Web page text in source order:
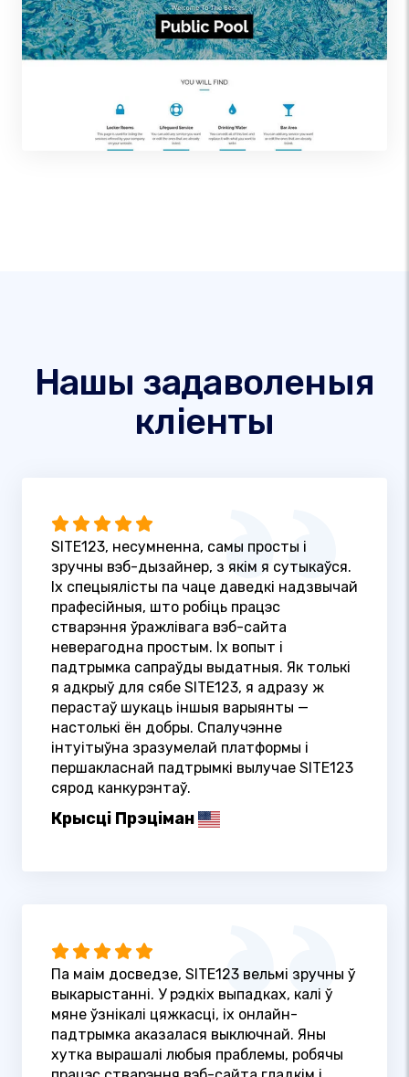
Нашы задаволеныя
кліенты
SITE123, несумненна, самы просты і
зручны вэб-дызайнер, з якім я сутыкаўся.
Іх спецыялісты па чаце даведкі надзвычай
прафесійныя, што робіць працэс
стварэння ўражлівага вэб-сайта
неверагодна простым. Іх вопыт і
падтрымка сапраўды выдатныя. Як толькі
я адкрыў для сябе SITE123, я адразу ж
перастаў шукаць іншыя варыянты —
настолькі ён добры. Спалучэнне
інтуітыўна зразумелай платформы і
першакласнай падтрымкі вылучае SITE123
сярод канкурэнтаў.
Крысці Прэціман
Па маім досведзе, SITE123 вельмі зручны ў
выкарыстанні. У рэдкіх выпадках, калі ў
мяне ўзнікалі цяжкасці, іх онлайн-
падтрымка аказалася выключнай. Яны
хутка вырашалі любыя праблемы, робячы